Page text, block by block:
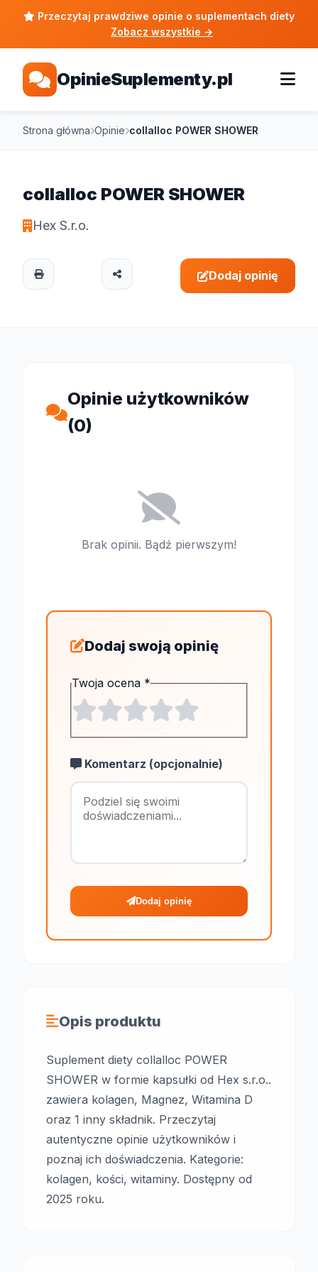
Przeczytaj prawdziwe opinie o suplementach diety
Zobacz wszystkie →
OpinieSuplementy.pl
Strona główna Opinie collalloc POWER SHOWER
collalloc POWER SHOWER
Hex S.r.o.
Dodaj opinię
Opinie użytkowników
(0)
Brak opinii. Bądź pierwszym!
Dodaj swoją opinię
Twoja ocena *
Komentarz (opcjonalnie)
Maksymalnie
Dodaj opinię
Opis produktu
Suplement diety collalloc POWER
SHOWER w formie kapsułki od Hex s.r.o..
zawiera kolagen, Magnez, Witamina D
oraz 1 inny składnik. Przeczytaj
autentyczne opinie użytkowników i
poznaj ich doświadczenia. Kategorie:
kolagen, kości, witaminy. Dostępny od
2025 roku.